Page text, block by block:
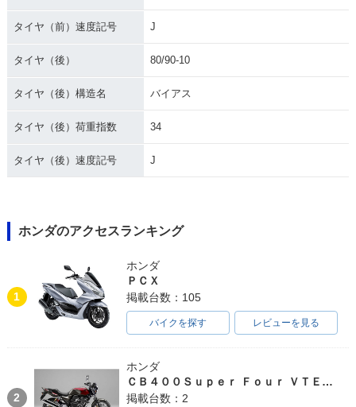
タイヤ（前）速度記号 J
タイヤ（後） 80/90-10
タイヤ（後）構造名 バイアス
タイヤ（後）荷重指数 34
タイヤ（後）速度記号 J
ホンダのアクセスランキング
1
ホンダ
ＰＣＸ
掲載台数：105
バイクを探す レビューを見る
2
ホンダ
ＣＢ４００Ｓｕｐｅｒ Ｆｏｕｒ ＶＴＥＣ ＳＰＥＣ３
掲載台数：2